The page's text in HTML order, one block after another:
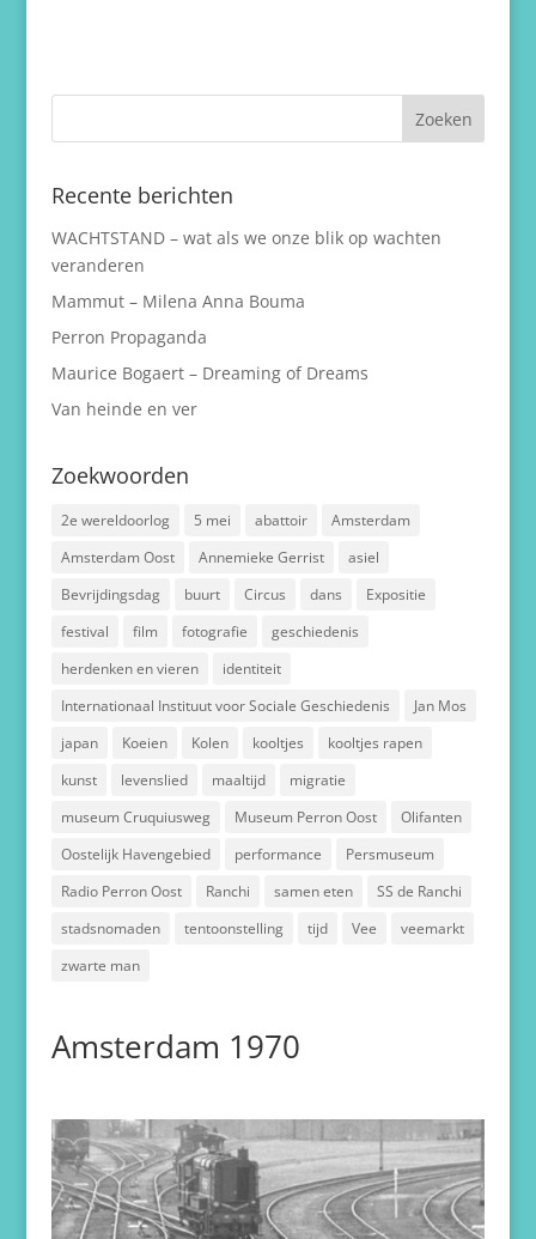
Recente berichten
WACHTSTAND – wat als we onze blik op wachten
veranderen
Mammut – Milena Anna Bouma
Perron Propaganda
Maurice Bogaert – Dreaming of Dreams
Van heinde en ver
Zoekwoorden
2e wereldoorlog 5 mei abattoir
Amsterdam
Amsterdam Oost
Annemieke Gerrist
asiel
Bevrijdingsdag
buurt Circus dans
Expositie
festival
film fotografie
geschiedenis
herdenken en vieren
identiteit
Internationaal Instituut voor Sociale Geschiedenis
Jan Mos
japan
Koeien Kolen kooltjes
kooltjes rapen
kunst
levenslied maaltijd
migratie
museum Cruquiusweg
Museum Perron Oost
Olifanten
Oostelijk Havengebied
performance
Persmuseum
Radio Perron Oost
Ranchi samen eten
SS de Ranchi
stadsnomaden
tentoonstelling tijd Vee
veemarkt
zwarte man
Amsterdam 1970